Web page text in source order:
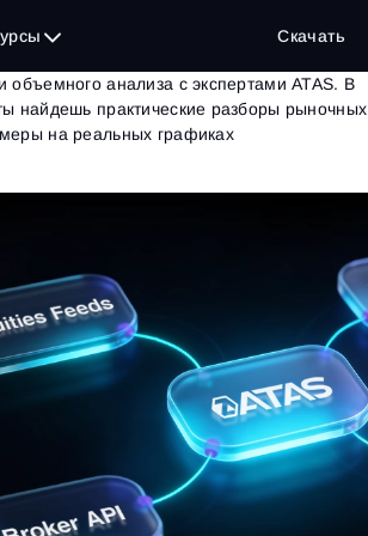
Скачать
объемного анализа с экспертами ATAS. В
найдешь практические разборы рыночных
на реальных графиках